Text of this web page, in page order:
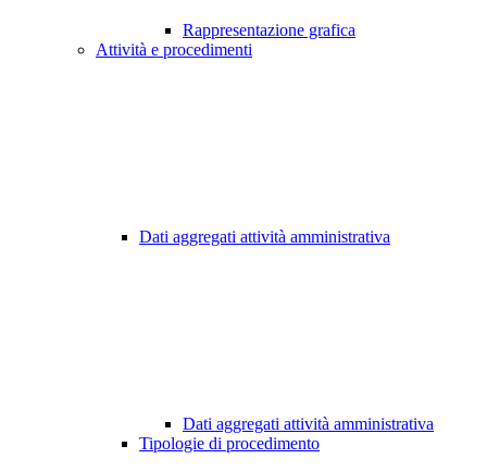
Rappresentazione grafica
Attività e procedimenti
Dati aggregati attività amministrativa
Dati aggregati attività amministrativa
Tipologie di procedimento